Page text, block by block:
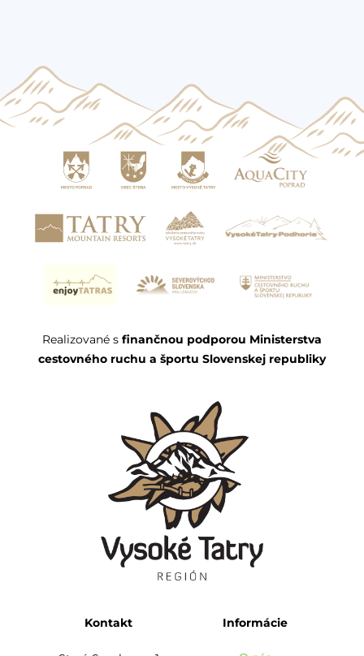
Realizované s finančnou podporou Ministerstva
cestovného ruchu a športu Slovenskej republiky
Kontakt Informácie